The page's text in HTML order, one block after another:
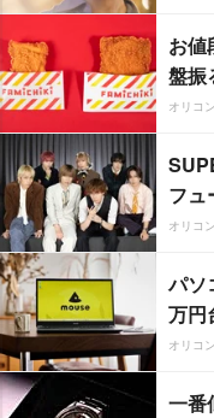
お値
盤振
オリコ
フュ
オリコ
パソ
万円
オリコ
一番